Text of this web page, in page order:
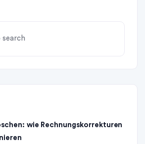
wie Rechnungskorrekturen